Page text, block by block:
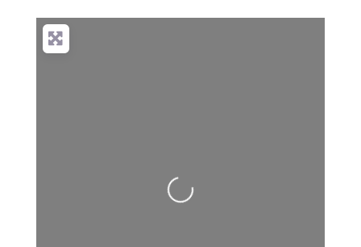
Loading...